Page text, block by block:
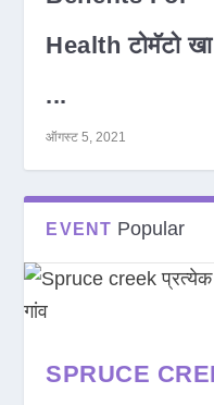
Health टोमॅटो खा
...
ऑगस्ट 5, 2021
EVENT Popular
SPRUCE